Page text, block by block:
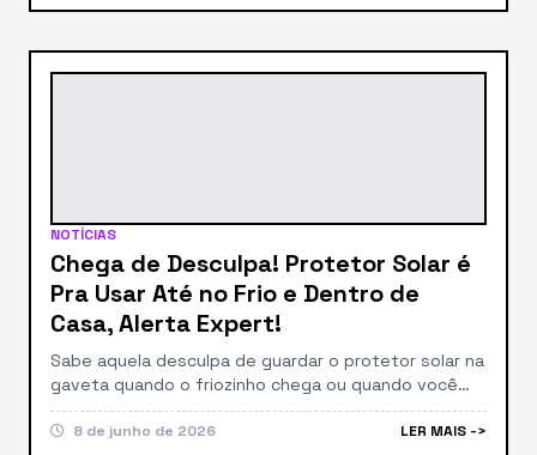
cenário europeu, faleceu em um grave acidente
fatal aconteceu na estrada que liga […]
NOTÍCIAS
Chega de Desculpa! Protetor Solar é
Pra Usar Até no Frio e Dentro de
Casa, Alerta Expert!
Sabe aquela desculpa de guardar o protetor solar na
gaveta quando o friozinho chega ou quando você
passa o dia todo em casa? Pois é, uma
dermatologista acaba de derrubar esse mito e
8 de junho de 2026 LER MAIS ->